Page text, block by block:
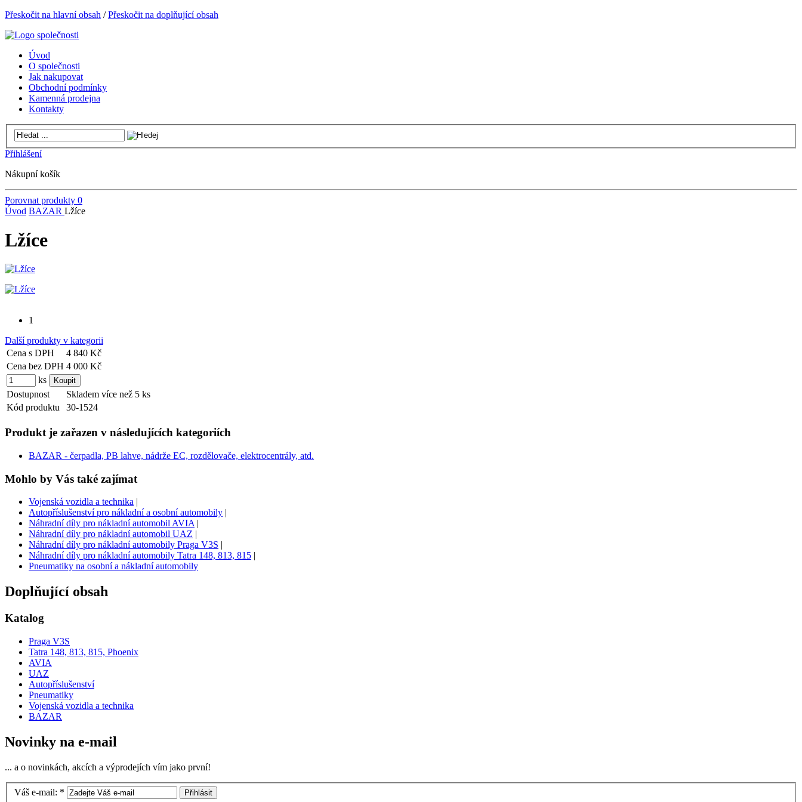
Přeskočit na hlavní obsah /Přeskočit na doplňující obsah
Úvod
O společnosti
Jak nakupovat
Obchodní podmínky
Kamenná prodejna
Kontakty
Přihlášení
Nákupní košík
Porovnat produkty 0
Úvod BAZAR Lžíce
Lžíce
1
Další produkty v kategorii
Cena s DPH
4 840 Kč
Cena bez DPH 4 000 Kč
ks
Dostupnost
Skladem více než 5 ks
Kód produktu
30-1524
Produkt je zařazen v následujících kategoriích
BAZAR - čerpadla, PB lahve, nádrže EC, rozdělovače, elektrocentrály, atd.
Mohlo by Vás také zajímat
Vojenská vozidla a technika |
Autopříslušenství pro nákladní a osobní automobily |
Náhradní díly pro nákladní automobil AVIA |
Náhradní díly pro nákladní automobil UAZ |
Náhradní díly pro nákladní automobily Praga V3S |
Náhradní díly pro nákladní automobily Tatra 148, 813, 815 |
Pneumatiky na osobní a nákladní automobily
Doplňující obsah
Katalog
Praga V3S
Tatra 148, 813, 815, Phoenix
AVIA
UAZ
Autopříslušenství
Pneumatiky
Vojenská vozidla a technika
BAZAR
Novinky na e-mail
... a o novinkách, akcích a výprodejích vím jako první!
Váš e-mail: *